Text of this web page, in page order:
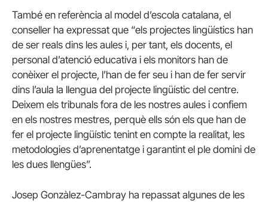
També en referència al model d’escola catalana, el
conseller ha expressat que “els projectes lingüístics han
de ser reals dins les aules i, per tant, els docents, el
personal d’atenció educativa i els monitors han de
conèixer el projecte, l’han de fer seu i han de fer servir
dins l’aula la llengua del projecte lingüístic del centre.
Deixem els tribunals fora de les nostres aules i confiem
en els nostres mestres, perquè ells són els que han de
fer el projecte lingüístic tenint en compte la realitat, les
metodologies d’aprenentatge i garantint el ple domini de
les dues llengües”.
Josep Gonzàlez-Cambray ha repassat algunes de les